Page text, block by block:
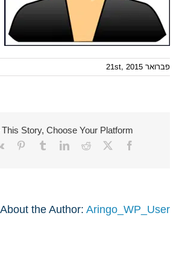
פברואר 21st, 2015
Story, Choose Your Platform!
Facebook
X
Reddit
LinkedIn
Tumblr
About the Author: Aringo_WP_User